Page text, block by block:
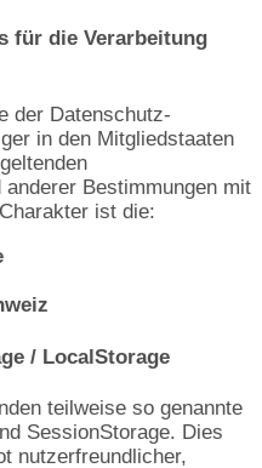
für die Verarbeitung
der Datenschutz-
in den Mitgliedstaaten
Bestimmungen mit
ist die:
/ LocalStorage
teilweise so genannte
SessionStorage. Dies
nutzerfreundlicher,